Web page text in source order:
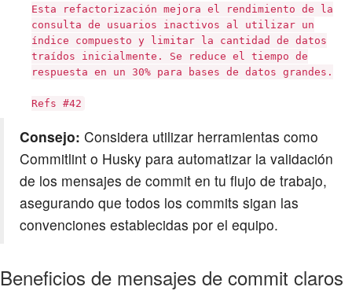
Esta refactorización mejora el rendimiento de la
consulta de usuarios inactivos al utilizar un
índice compuesto y limitar la cantidad de datos
traídos inicialmente. Se reduce el tiempo de
respuesta en un 30% para bases de datos grandes.
Refs #42
Consejo: Considera utilizar herramientas como
Commitlint o Husky para automatizar la validación
de los mensajes de commit en tu flujo de trabajo,
asegurando que todos los commits sigan las
convenciones establecidas por el equipo.
Beneficios de mensajes de commit claros